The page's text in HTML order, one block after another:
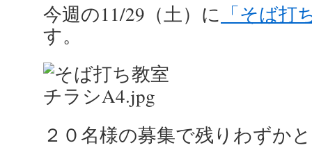
今週の11/29（土）に 「そば打
す。
２０名様の募集で残りわずか